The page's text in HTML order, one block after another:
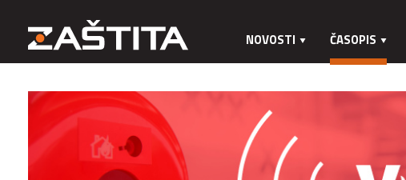
NOVOSTI ČASOPIS